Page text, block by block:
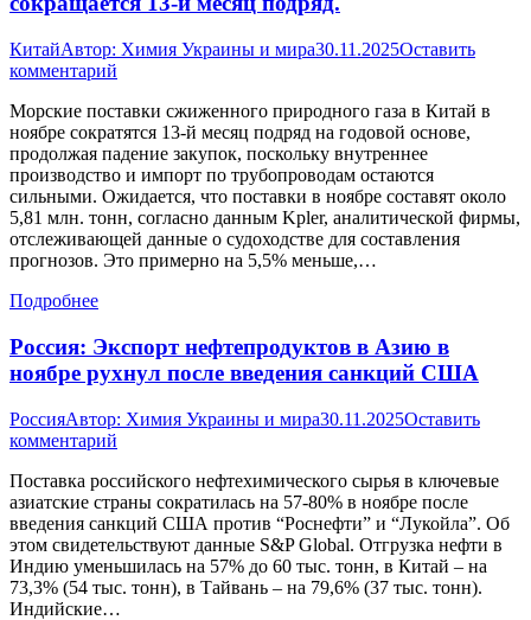
КитайАвтор: Химия Украины и мира30.11.2025Оставить
комментарий
Морские поставки сжиженного природного газа в Китай в
ноябре сократятся 13-й месяц подряд на годовой основе,
продолжая падение закупок, поскольку внутреннее
производство и импорт по трубопроводам остаются
сильными. Ожидается, что поставки в ноябре составят около
5,81 млн. тонн, согласно данным Kpler, аналитической фирмы,
отслеживающей данные о судоходстве для составления
прогнозов. Это примерно на 5,5% меньше,…
Подробнее
Россия: Экспорт нефтепродуктов в Азию в
ноябре рухнул после введения санкций США
РоссияАвтор: Химия Украины и мира30.11.2025Оставить
комментарий
Поставка российского нефтехимического сырья в ключевые
азиатские страны сократилась на 57-80% в ноябре после
введения санкций США против “Роснефти” и “Лукойла”. Об
этом свидетельствуют данные S&P Global. Отгрузка нефти в
Индию уменьшилась на 57% до 60 тыс. тонн, в Китай – на
73,3% (54 тыс. тонн), в Тайвань – на 79,6% (37 тыс. тонн).
Индийские…